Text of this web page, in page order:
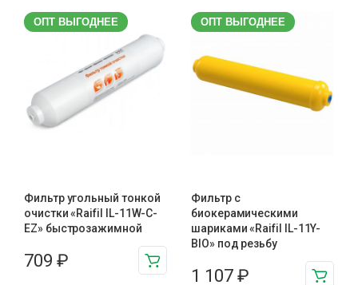
ОПТ ВЫГОДНЕЕ
Фильтр угольный тонкой
очистки «Raifil IL-11W-C-
EZ» быстрозажимной
709 ₽
ОПТ ВЫГОДНЕЕ
Фильтр с
биокерамическими
шариками «Raifil IL-11Y-
BIO» под резьбу
1 107 ₽